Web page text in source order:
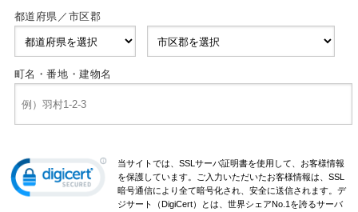
都道府県／市区郡
町名・番地・建物名
当サイトでは、SSLサーバ証明書を使用して、お客様情報
を保護しています。ご入力いただいたお客様情報は、SSL
暗号通信により全て暗号化され、安全に送信されます。デ
ジサート（DigiCert）とは、世界シェアNo.1を誇るサーバ